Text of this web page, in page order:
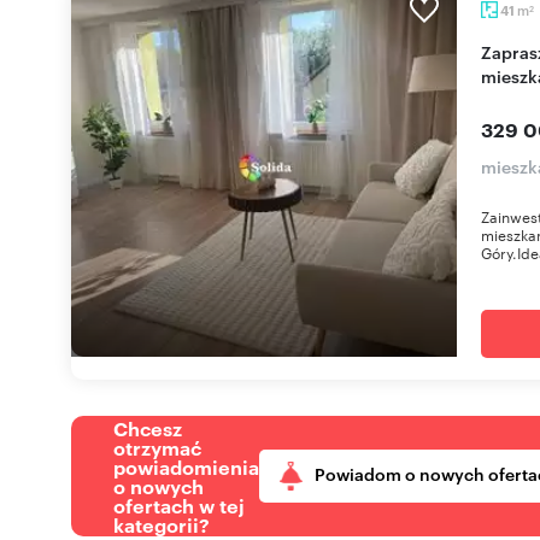
41 m2
Zapraszam do 41 m² gotowego do zamieszkania
329
Chcesz
otrzymać
powiadomienia
o nowych
ofertach w tej
kategorii?
Powiadom o nowych